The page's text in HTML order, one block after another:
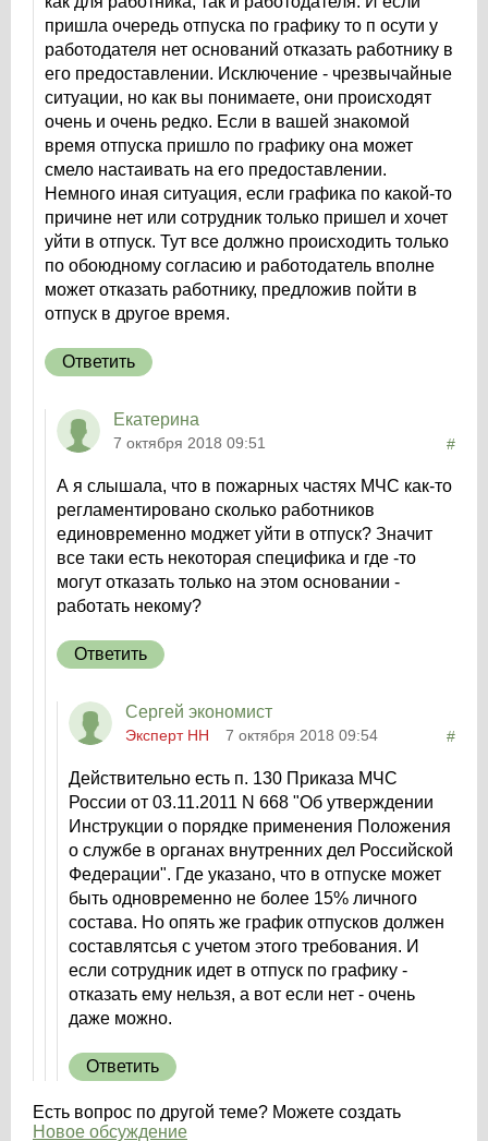
пришла очередь отпуска по графику то п осути у
работодателя нет оснований отказать работнику в
его предоставлении. Исключение - чрезвычайные
ситуации, но как вы понимаете, они происходят
очень и очень редко. Если в вашей знакомой
время отпуска пришло по графику она может
смело настаивать на его предоставлении.
Немного иная ситуация, если графика по какой-то
причине нет или сотрудник только пришел и хочет
уйти в отпуск. Тут все должно происходить только
по обоюдному согласию и работодатель вполне
может отказать работнику, предложив пойти в
отпуск в другое время.
Ответить
Екатерина
7 октября 2018 09:51 #
А я слышала, что в пожарных частях МЧС как-то
регламентировано сколько работников
единовременно моджет уйти в отпуск? Значит
все таки есть некоторая специфика и где -то
могут отказать только на этом основании -
работать некому?
Ответить
Сергей экономист
Эксперт НН 7 октября 2018 09:54 #
Действительно есть п. 130 Приказа МЧС
России от 03.11.2011 N 668 "Об утверждении
Инструкции о порядке применения Положения
о службе в органах внутренних дел Российской
Федерации". Где указано, что в отпуске может
быть одновременно не более 15% личного
состава. Но опять же график отпусков должен
составлятсья с учетом этого требования. И
если сотрудник идет в отпуск по графику -
отказать ему нельзя, а вот если нет - очень
даже можно.
Ответить
Есть вопрос по другой теме? Можете создать
Новое обсуждение